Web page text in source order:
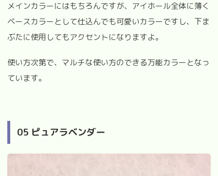
メインカラーにはもちろんですが、アイホール全体に薄く
ベースカラーとして仕込んでも可愛いカラーですし、下ま
ぶたに使用してもアクセントになりますよ。
使い方次第で、マルチな使い方のできる万能カラーとなっ
ています。
05 ピュアラベンダー